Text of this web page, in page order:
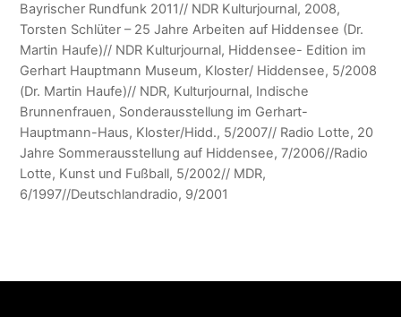
Bayrischer Rundfunk 2011// NDR Kulturjournal, 2008,
Torsten Schlüter – 25 Jahre Arbeiten auf Hiddensee (Dr.
Martin Haufe)// NDR Kulturjournal, Hiddensee- Edition im
Gerhart Hauptmann Museum, Kloster/ Hiddensee, 5/2008
(Dr. Martin Haufe)// NDR, Kulturjournal, Indische
Brunnenfrauen, Sonderausstellung im Gerhart-
Hauptmann-Haus, Kloster/Hidd., 5/2007// Radio Lotte, 20
Jahre Sommerausstellung auf Hiddensee, 7/2006//Radio
Lotte, Kunst und Fußball, 5/2002// MDR,
6/1997//Deutschlandradio, 9/2001